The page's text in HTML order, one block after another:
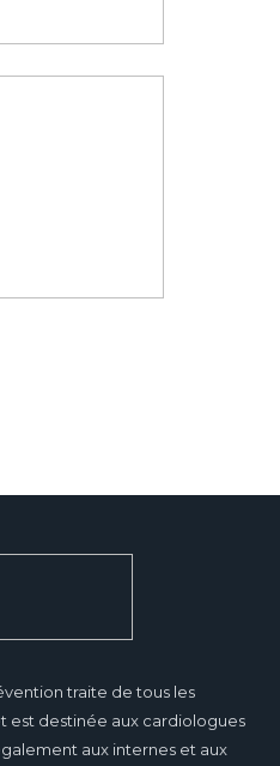
traite de tous les
est destinée aux cardiologues
aux internes et aux